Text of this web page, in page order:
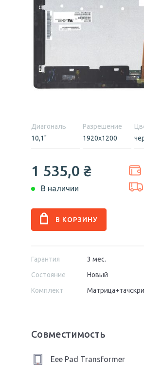
Диагональ
10,1"
Разрешение
1920x1200
1 535,0 ₴
В наличии
Гарантия
3 мес.
Состояние
Новый
Комплект
Совместимость
Eee Pad Transformer